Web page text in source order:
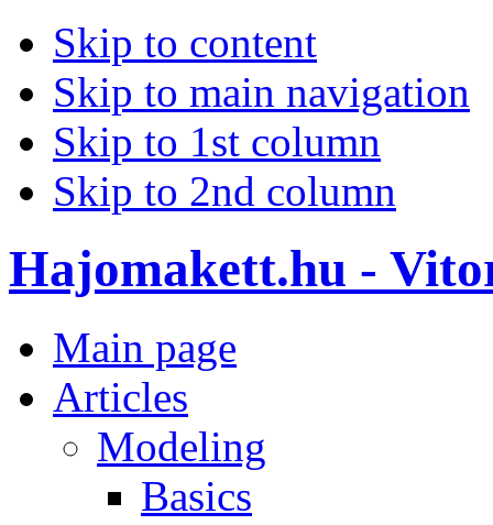
Skip to content
Skip to main navigation
Skip to 1st column
Skip to 2nd column
Hajomakett.hu -
Main page
Articles
Modeling
Basics